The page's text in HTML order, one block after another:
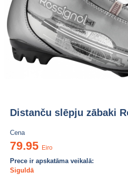
Distanču slēpju zābaki
Cena
79.95 Eiro
Prece ir apskatāma veikalā:
Siguldā